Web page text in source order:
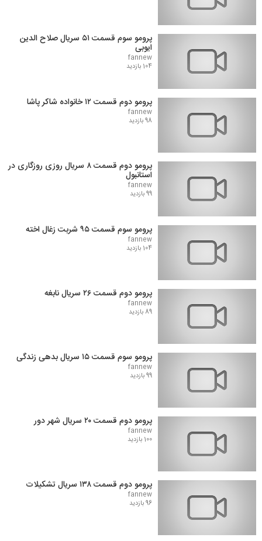
پرومو سوم قسمت ۵۱ سریال صلاح الدین
ایوبی
fannew
104 بازدید
پرومو دوم قسمت ۱۲ خانواده شاکر پاشا
fannew
98 بازدید
پرومو دوم قسمت ۸ سریال روزی روزگاری در
استانبول
fannew
99 بازدید
پرومو سوم قسمت ۹۵ شربت زغال اخته
fannew
104 بازدید
پرومو دوم قسمت ۲۶ سریال نابغه
fannew
89 بازدید
پرومو سوم قسمت ۱۵ سریال بدهی زندگی
fannew
99 بازدید
پرومو دوم قسمت ۲۰ سریال شهر دور
fannew
100 بازدید
پرومو دوم قسمت ۱۳۸ سریال تشکیلات
fannew
96 بازدید